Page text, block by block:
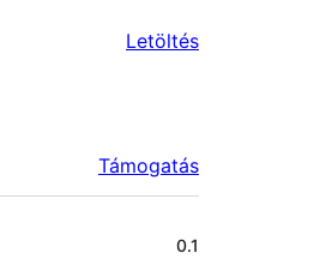
Letöltés
Támogatás
0.1